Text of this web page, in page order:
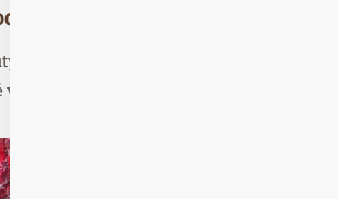
články
článků vás nezajímá? Aktualizujte